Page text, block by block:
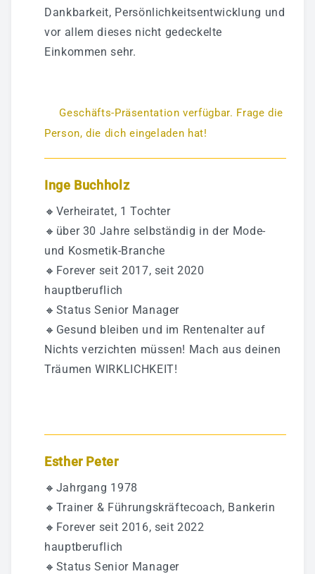
Dankbarkeit, Persönlichkeitsentwicklung und
vor allem dieses nicht gedeckelte
Einkommen sehr.
Geschäfts-Präsentation verfügbar. Frage die
Person, die dich eingeladen hat!
Inge Buchholz
🔸Verheiratet, 1 Tochter
🔸über 30 Jahre selbständig in der Mode-
und Kosmetik-Branche
🔸Forever seit 2017, seit 2020
hauptberuflich
🔸Status Senior Manager
🔸Gesund bleiben und im Rentenalter auf
Nichts verzichten müssen! Mach aus deinen
Träumen WIRKLICHKEIT!
Esther Peter
🔸Jahrgang 1978
🔸Trainer & Führungskräftecoach, Bankerin
🔸Forever seit 2016, seit 2022
hauptberuflich
🔸Status Senior Manager